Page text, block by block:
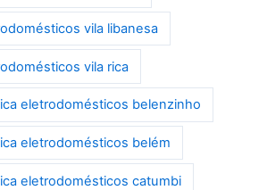
vila libanesa
vila rica
eletrodomésticos belenzinho
eletrodomésticos belém
eletrodomésticos catumbi